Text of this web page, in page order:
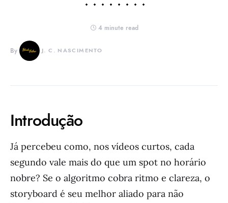
4 minute read
By J. C. NASCIMENTO
Introdução
Já percebeu como, nos vídeos curtos, cada
segundo vale mais do que um spot no horário
nobre? Se o algoritmo cobra ritmo e clareza, o
storyboard é seu melhor aliado para não